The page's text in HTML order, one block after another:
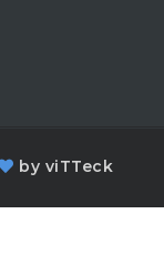
by viTTeck